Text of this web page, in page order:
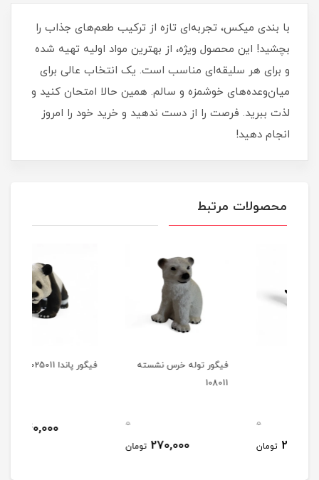
با بندی میکس، تجربه‌ای تازه از ترکیب طعم‌های جذاب را
بچشید! این محصول ویژه، از بهترین مواد اولیه تهیه شده
و برای هر سلیقه‌ای مناسب است. یک انتخاب عالی برای
میان‌وعده‌های خوشمزه و سالم. همین حالا امتحان کنید و
لذت ببرید. فرصت را از دست ندهید و خرید خود را امروز
انجام دهید!
محصولات مرتبط
فیگور توله خرس نشسته
تومان
فیگور پاندا 025011
تومان